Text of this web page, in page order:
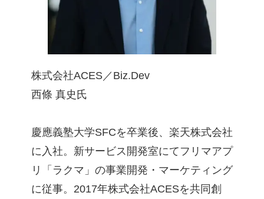
株式会社ACES／Biz.Dev
西條 真史氏
慶應義塾大学SFCを卒業後、楽天株式会社
に入社。新サービス開発室にてフリマアプ
リ「ラクマ」の事業開発・マーケティング
に従事。2017年株式会社ACESを共同創